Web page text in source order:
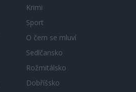
Krimi
Sport
O čem se mluví
Sedlčansko
Rožmitálsko
Dobříšsko